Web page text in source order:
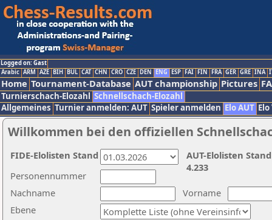
Logged on: Gast
Arabic ARM AZE BIH BUL CAT CHN CRO CZE DEN ENG ESP FAI FIN FRA GER GRE INA
Home Tournament-Database AUT championship Pictures
Turnierschach-Elozahl Schnellschach-Elozahl
Allgemeines Turnier anmelden: AUT Spieler anmelden Elo AUT
Willkommen bei den offiziellen
Nachname
Vorname
Ebene
Personennummer
AUT-Elolisten
4.233
FIDE-Elolisten Stand